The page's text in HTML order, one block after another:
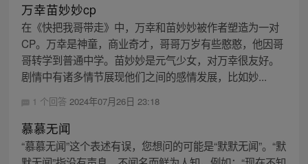
万幸苗妙妙cp
在《快把我哥带走》中，万幸和苗妙妙被作者塑造为一对
CP。万幸是神童，商业奇才，哥哥万岁有些憨憨，他因哥
哥转学到普通中学。苗妙妙是元气少女，对万幸很友好。
剧情中有诸多情节展现他们之间的感情发展，比如妙...
1 个回答 2024年07月26日 23:18
慕慕无闻
“慕慕无闻”这个表述有误，您想问的可能是“默默无闻”。“默